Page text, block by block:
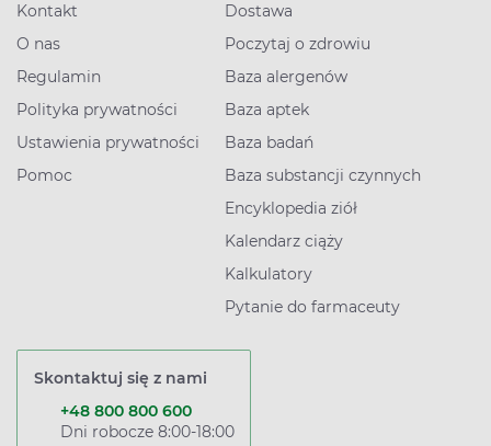
Kontakt
O nas
Regulamin
Polityka prywatności
Ustawienia prywatności
Pomoc
Dostawa
Poczytaj o zdrowiu
Baza alergenów
Baza aptek
Baza badań
Baza substancji czynnych
Encyklopedia ziół
Kalendarz ciąży
Kalkulatory
Pytanie do farmaceuty
Skontaktuj się z nami
+48 800 800 600
Dni robocze 8:00-18:00